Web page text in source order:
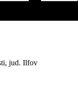
jud. Ilfov